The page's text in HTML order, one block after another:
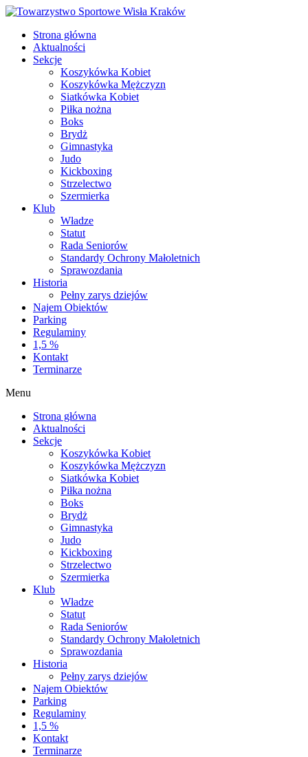
Strona główna
Aktualności
Sekcje
Koszykówka Kobiet
Koszykówka Mężczyzn
Siatkówka Kobiet
Piłka nożna
Boks
Brydż
Gimnastyka
Judo
Kickboxing
Strzelectwo
Szermierka
Klub
Władze
Statut
Rada Seniorów
Standardy Ochrony Małoletnich
Sprawozdania
Historia
Pełny zarys dziejów
Najem Obiektów
Parking
Regulaminy
1,5 %
Kontakt
Terminarze
Menu
Strona główna
Aktualności
Sekcje
Koszykówka Kobiet
Koszykówka Mężczyzn
Siatkówka Kobiet
Piłka nożna
Boks
Brydż
Gimnastyka
Judo
Kickboxing
Strzelectwo
Szermierka
Klub
Władze
Statut
Rada Seniorów
Standardy Ochrony Małoletnich
Sprawozdania
Historia
Pełny zarys dziejów
Najem Obiektów
Parking
Regulaminy
1,5 %
Kontakt
Terminarze